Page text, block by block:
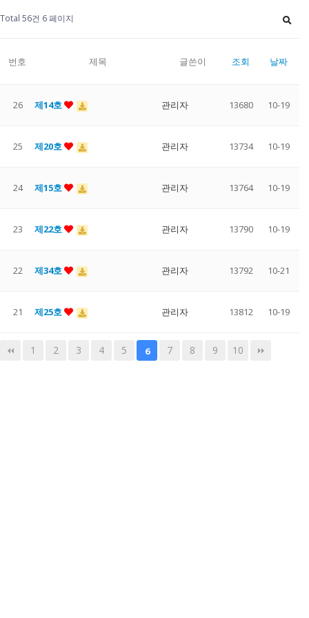
Total 56건 6 페이지
번호 제목 글쓴이 조회 날짜
26 제14호 관리자 13680 10-19
25 제20호 관리자 13734 10-19
24 제15호 관리자 13764 10-19
23 제22호 관리자 13790 10-19
22 제34호 관리자 13792 10-21
21 제25호 관리자 13812 10-19
1 2 3 4 5 6 7 8 9 10